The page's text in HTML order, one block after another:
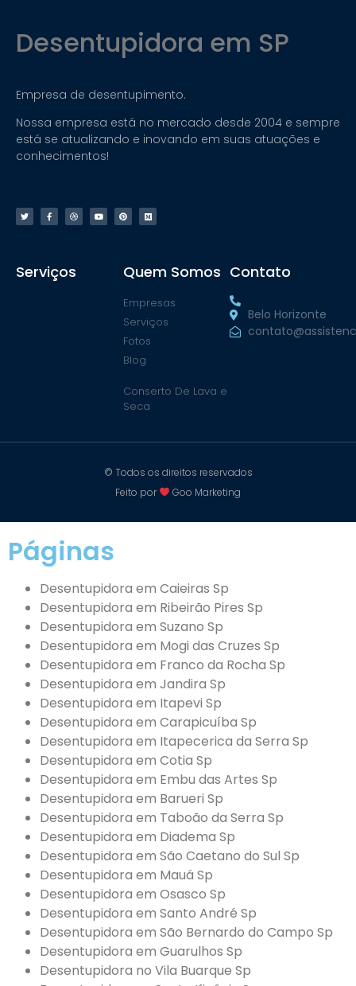
Desentupidora em SP
Empresa de desentupimento.
Nossa empresa está no mercado desde 2004 e sempre
está se atualizando e inovando em suas atuações e
conhecimentos!
Serviços Quem Somos
Empresas
Serviços
Fotos
Blog
Conserto De Lava e
Seca
Contato
Belo Horizonte
© Todos os direitos reservados
Feito por
Goo Marketing
Páginas
Desentupidora em Caieiras Sp
Desentupidora em Ribeirão Pires Sp
Desentupidora em Suzano Sp
Desentupidora em Mogi das Cruzes Sp
Desentupidora em Franco da Rocha Sp
Desentupidora em Jandira Sp
Desentupidora em Itapevi Sp
Desentupidora em Carapicuíba Sp
Desentupidora em Itapecerica da Serra Sp
Desentupidora em Cotia Sp
Desentupidora em Embu das Artes Sp
Desentupidora em Barueri Sp
Desentupidora em Taboão da Serra Sp
Desentupidora em Diadema Sp
Desentupidora em São Caetano do Sul Sp
Desentupidora em Mauá Sp
Desentupidora em Osasco Sp
Desentupidora em Santo André Sp
Desentupidora em São Bernardo do Campo Sp
Desentupidora em Guarulhos Sp
Desentupidora no Vila Buarque Sp